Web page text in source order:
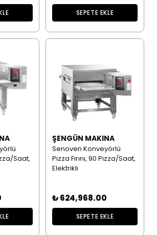
SEPETE EKLE
Saat,
ŞENGÜN MAKINA
Senoven Konveyörlü
Pizza Fırını, 90 Pizza/Saat,
Elektrikli
₺ 624,968.00
SEPETE EKLE